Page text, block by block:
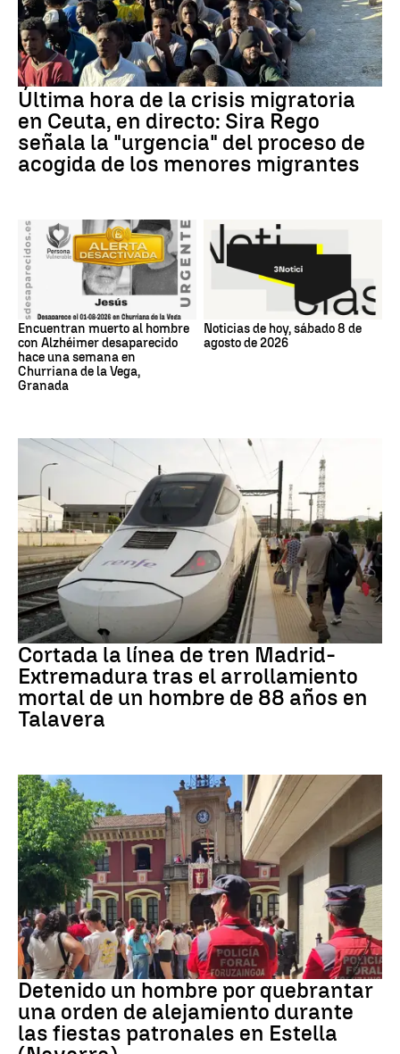
Última hora de la crisis migratoria
en Ceuta, en directo: Sira Rego
señala la "urgencia" del proceso de
acogida de los menores migrantes
Encuentran muerto al hombre
con Alzhéimer desaparecido
hace una semana en
Churriana de la Vega,
Granada
Noticias de hoy, sábado 8 de
agosto de 2026
Trenes
Cortada la línea de tren Madrid-
Extremadura tras el arrollamiento
mortal de un hombre de 88 años en
Talavera
Detenido
Detenido un hombre por quebrantar
una orden de alejamiento durante
las fiestas patronales en Estella